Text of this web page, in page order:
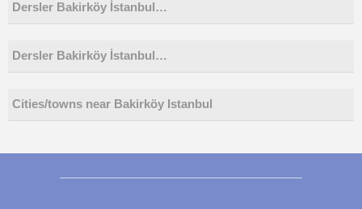
Dersler Bakirköy İstanbul…
Dersler Bakirköy İstanbul…
Cities/towns near Bakirköy Istanbul